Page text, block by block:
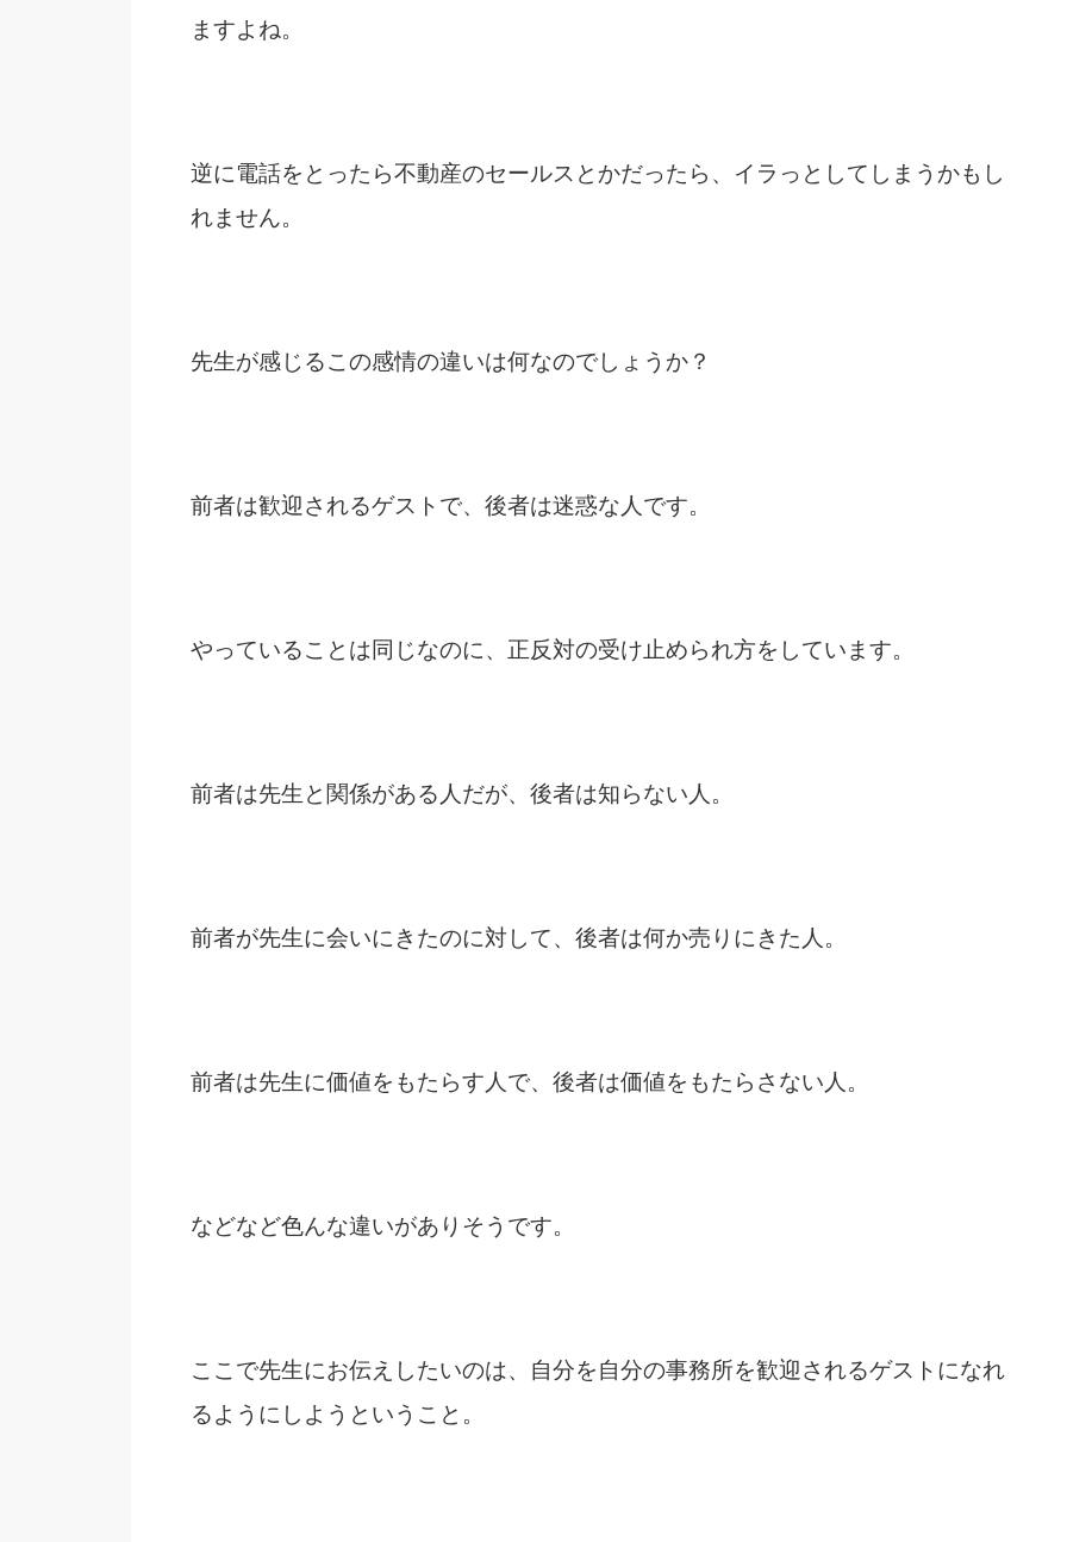
ますよね。
逆に電話をとったら不動産のセールスとかだったら、イラっとしてしまうかもし
れません。
先生が感じるこの感情の違いは何なのでしょうか？
前者は歓迎されるゲストで、後者は迷惑な人です。
やっていることは同じなのに、正反対の受け止められ方をしています。
前者は先生と関係がある人だが、後者は知らない人。
前者が先生に会いにきたのに対して、後者は何か売りにきた人。
前者は先生に価値をもたらす人で、後者は価値をもたらさない人。
などなど色んな違いがありそうです。
ここで先生にお伝えしたいのは、自分を自分の事務所を歓迎されるゲストになれ
るようにしようということ。